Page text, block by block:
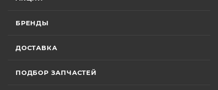
БРЕНДЫ
ДОСТАВКА
ПОДБОР ЗАПЧАСТЕЙ